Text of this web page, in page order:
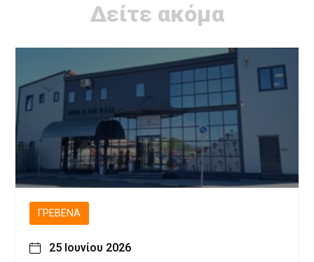
Δείτε ακόμα
ΓΡΕΒΕΝΆ
25 Ιουνίου 2026